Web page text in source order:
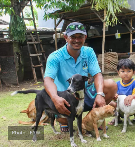
Photo: IFAW